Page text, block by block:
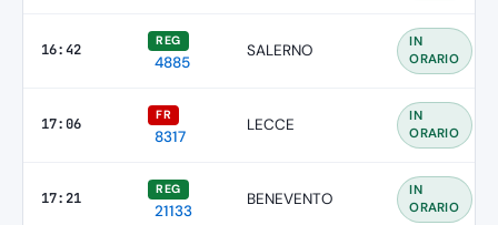
16:42
REG
4885
SALERNO
IN
ORARIO
17:06
FR
8317
LECCE
IN
ORARIO
17:21
REG
21133
BENEVENTO
IN
ORARIO